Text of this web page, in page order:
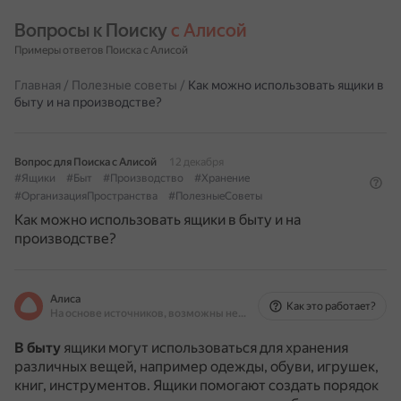
Вопросы к Поиску с Алисой
Примеры ответов Поиска с Алисой
Главная / Полезные советы / Как можно использовать ящики в
быту и на производстве?
Вопрос для Поиска с Алисой
12 декабря
#Ящики
#Быт #Производство
#Хранение
#ОрганизацияПространства
#ПолезныеСоветы
Как можно использовать ящики в быту и на
производстве?
Алиса
На основе источников, возможны неточности
Как это работает?
В быту ящики могут использоваться для хранения
различных вещей, например одежды, обуви, игрушек,
книг, инструментов. Ящики помогают создать порядок